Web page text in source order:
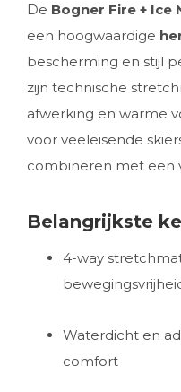
De Bogner Fire + Ice
een hoogwaardige
bescherming en stijl
zijn technische
afwerking en warme
voor veeleisende
combineren met een
Belangrijkste
4-way
Waterdicht en
comfort